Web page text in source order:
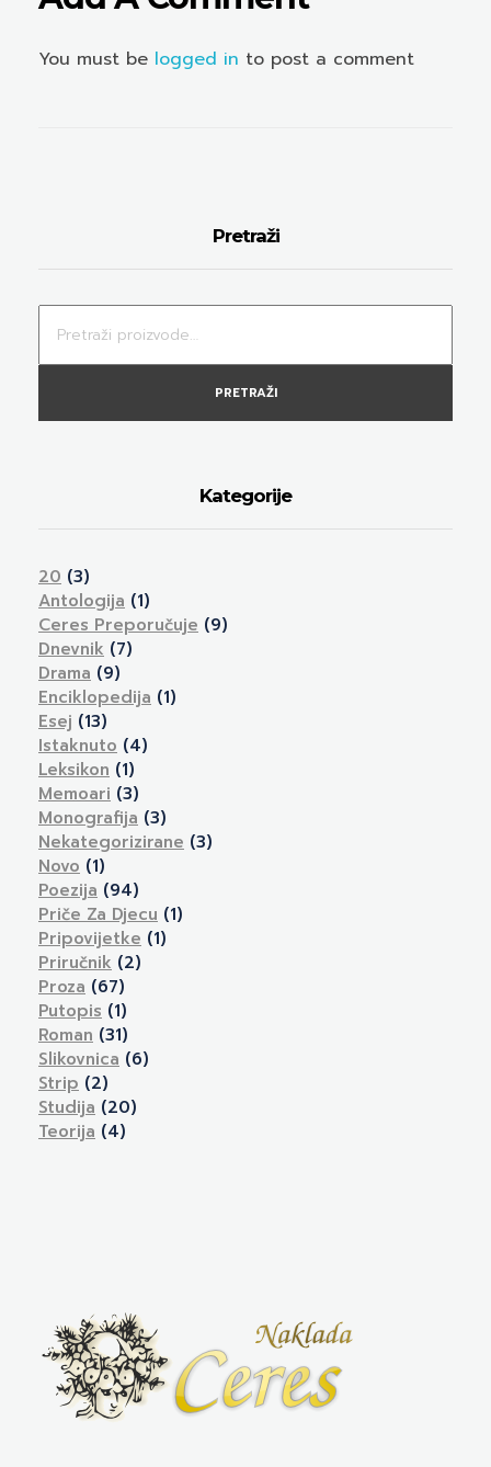
You must be logged in to post a comment
Pretraži
PRETRAŽI
Kategorije
20 (3)
Antologija (1)
Ceres Preporučuje (9)
Dnevnik (7)
Drama (9)
Enciklopedija (1)
Esej (13)
Istaknuto (4)
Leksikon (1)
Memoari (3)
Monografija (3)
Nekategorizirane (3)
Novo (1)
Poezija (94)
Priče Za Djecu (1)
Pripovijetke (1)
Priručnik (2)
Proza (67)
Putopis (1)
Roman (31)
Slikovnica (6)
Strip (2)
Studija (20)
Teorija (4)